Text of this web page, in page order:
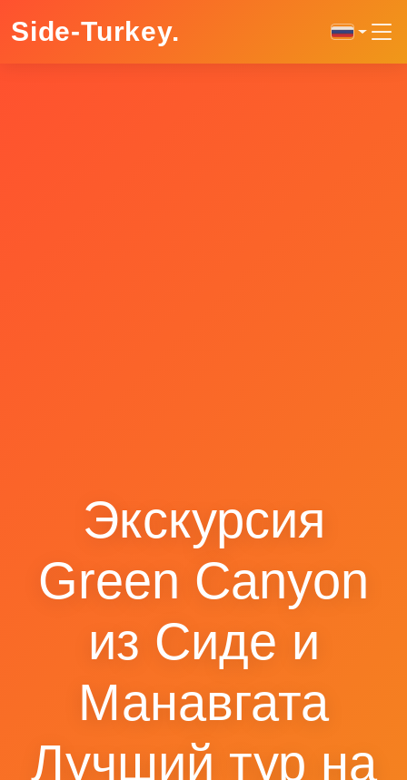
Side-Turkey.
Экскурсия
Green Canyon
из Сиде и
Манавгата
Лучший тур на